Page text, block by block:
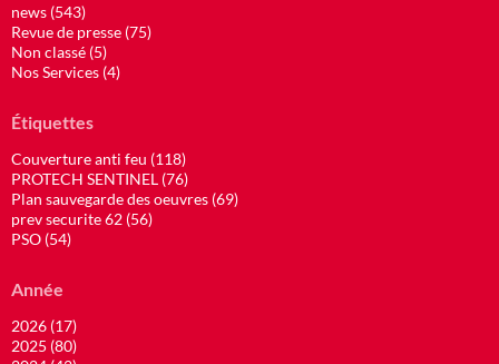
news (543)
Revue de presse (75)
Non classé (5)
Nos Services (4)
Étiquettes
Couverture anti feu (118)
PROTECH SENTINEL (76)
Plan sauvegarde des oeuvres (69)
prev securite 62 (56)
PSO (54)
Année
2026 (17)
2025 (80)